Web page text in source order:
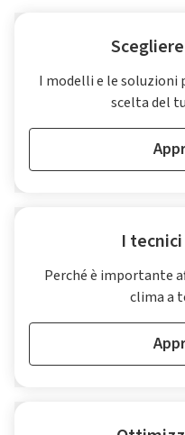
I modelli e le
scelta del
I
Perché è importante
clima a